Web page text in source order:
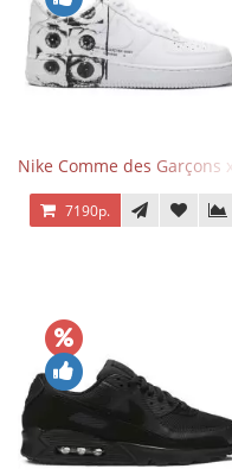
Nike Comme des Garçons
7190р.